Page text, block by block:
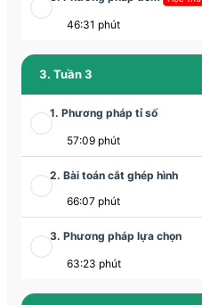
46:31 phút
3. Tuần 3
1. Phương pháp tỉ số
57:09 phút
2. Bài toán cắt ghép hình
66:07 phút
3. Phương pháp lựa chọn
63:23 phút